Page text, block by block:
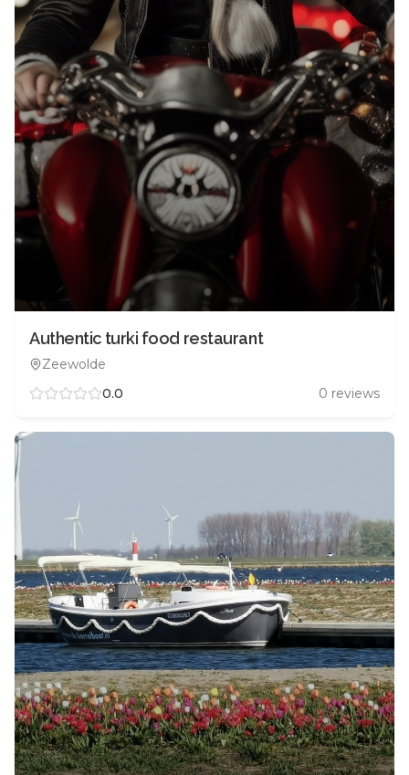
Authentic turki food restaurant
Zeewolde
0.0
0 reviews